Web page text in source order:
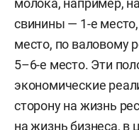
молока, например,
свинины — 1-е
место, по валовому
5–6-е место. Эти
экономические
сторону на жизнь
на жизнь бизнеса, в